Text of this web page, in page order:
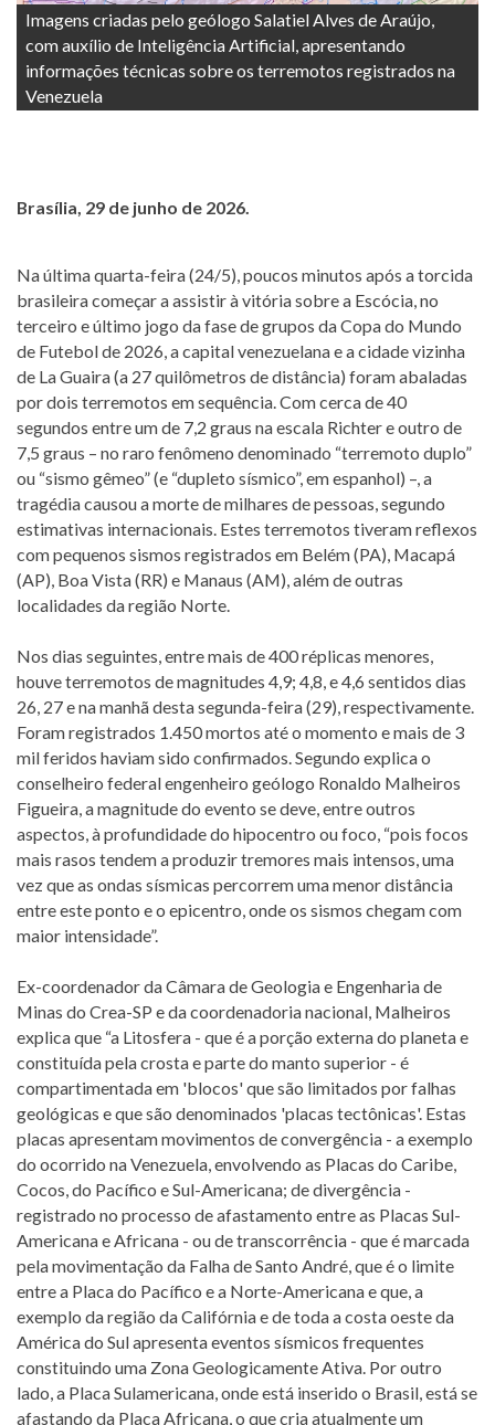
Imagens criadas pelo geólogo Salatiel Alves de Araújo,
com auxílio de Inteligência Artificial, apresentando
informações técnicas sobre os terremotos registrados na
Venezuela
Brasília, 29 de junho de 2026.
Na última quarta-feira (24/5), poucos minutos após a torcida
brasileira começar a assistir à vitória sobre a Escócia, no
terceiro e último jogo da fase de grupos da Copa do Mundo
de Futebol de 2026, a capital venezuelana e a cidade vizinha
de La Guaira (a 27 quilômetros de distância) foram abaladas
por dois terremotos em sequência. Com cerca de 40
segundos entre um de 7,2 graus na escala Richter e outro de
7,5 graus – no raro fenômeno denominado “terremoto duplo”
ou “sismo gêmeo” (e “dupleto sísmico”, em espanhol) –, a
tragédia causou a morte de milhares de pessoas, segundo
estimativas internacionais. Estes terremotos tiveram reflexos
com pequenos sismos registrados em Belém (PA), Macapá
(AP), Boa Vista (RR) e Manaus (AM), além de outras
localidades da região Norte.
Nos dias seguintes, entre mais de 400 réplicas menores,
houve terremotos de magnitudes 4,9; 4,8, e 4,6 sentidos dias
26, 27 e na manhã desta segunda-feira (29), respectivamente.
Foram registrados 1.450 mortos até o momento e mais de 3
mil feridos haviam sido confirmados. Segundo explica o
conselheiro federal engenheiro geólogo Ronaldo Malheiros
Figueira, a magnitude do evento se deve, entre outros
aspectos, à profundidade do hipocentro ou foco, “pois focos
mais rasos tendem a produzir tremores mais intensos, uma
vez que as ondas sísmicas percorrem uma menor distância
entre este ponto e o epicentro, onde os sismos chegam com
maior intensidade”.
Ex-coordenador da Câmara de Geologia e Engenharia de
Minas do Crea-SP e da coordenadoria nacional, Malheiros
explica que “a Litosfera - que é a porção externa do planeta e
constituída pela crosta e parte do manto superior - é
compartimentada em 'blocos' que são limitados por falhas
geológicas e que são denominados 'placas tectônicas'. Estas
placas apresentam movimentos de convergência - a exemplo
do ocorrido na Venezuela, envolvendo as Placas do Caribe,
Cocos, do Pacífico e Sul-Americana; de divergência -
registrado no processo de afastamento entre as Placas Sul-
Americana e Africana - ou de transcorrência - que é marcada
pela movimentação da Falha de Santo André, que é o limite
entre a Placa do Pacífico e a Norte-Americana e que, a
exemplo da região da Califórnia e de toda a costa oeste da
América do Sul apresenta eventos sísmicos frequentes
constituindo uma Zona Geologicamente Ativa. Por outro
lado, a Placa Sulamericana, onde está inserido o Brasil, está se
afastando da Placa Africana, o que cria atualmente um